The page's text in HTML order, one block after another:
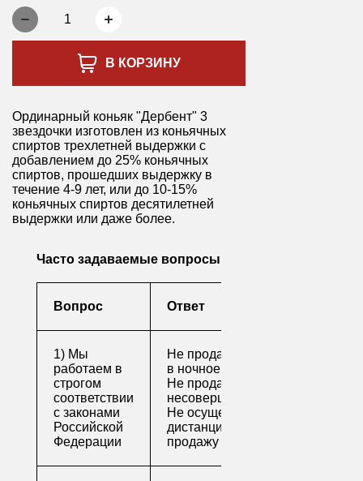
1
В КОРЗИНУ
Ординарный коньяк "Дербент" 3
звездочки изготовлен из коньячных
спиртов трехлетней выдержки с
добавлением до 25% коньячных
спиртов, прошедших выдержку в
течение 4-9 лет, или до 10-15%
коньячных спиртов десятилетней
выдержки или даже более.
Часто задаваемые вопросы
Вопрос Ответ
1) Мы
работаем в
строгом
соответствии
с законами
Российской
Федерации
Не продаем алкоголь
в ночное время
Не продаем алкоголь
несовершеннолетним
Не осуществляем
дистанционную
продажу